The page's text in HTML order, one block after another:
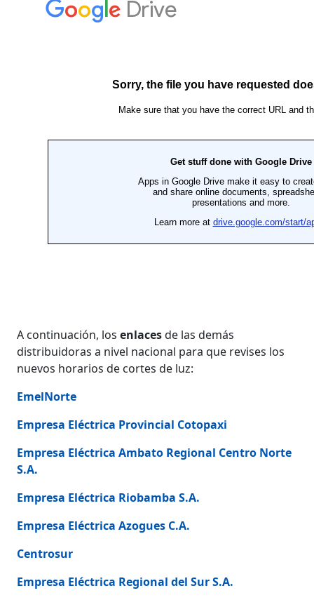
A continuación, losenlacesde las demás
distribuidoras a nivel nacional para que revises los
nuevos horarios de cortes de luz:
EmelNorte
Empresa Eléctrica Provincial Cotopaxi
Empresa Eléctrica Ambato Regional Centro Norte
S.A.
Empresa Eléctrica Riobamba S.A.
Empresa Eléctrica Azogues C.A.
Centrosur
Empresa Eléctrica Regional del Sur S.A.